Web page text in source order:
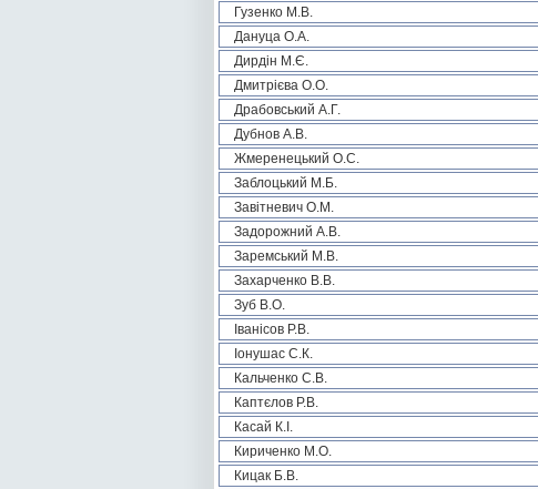
Гузенко М.В.
Дануца О.А.
Дирдін М.Є.
Дмитрієва О.О.
Драбовський А.Г.
Дубнов А.В.
Жмеренецький О.С.
Заблоцький М.Б.
Завітневич О.М.
Задорожний А.В.
Заремський М.В.
Захарченко В.В.
Зуб В.О.
Іванісов Р.В.
Іонушас С.К.
Кальченко С.В.
Каптєлов Р.В.
Касай К.І.
Кириченко М.О.
Кицак Б.В.